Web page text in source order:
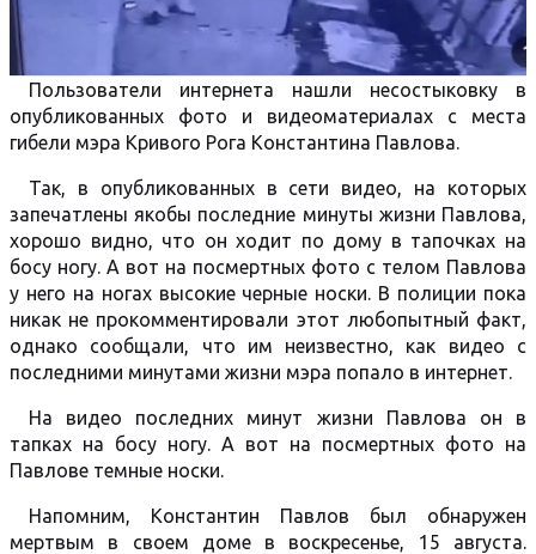
Пользователи интернета нашли несостыковку в
опубликованных фото и видеоматериалах с места
гибели мэра Кривого Рога Константина Павлова.
Так, в опубликованных в сети видео, на которых
запечатлены якобы последние минуты жизни Павлова,
хорошо видно, что он ходит по дому в тапочках на
босу ногу. А вот на посмертных фото с телом Павлова
у него на ногах высокие черные носки. В полиции пока
никак не прокомментировали этот любопытный факт,
однако сообщали, что им неизвестно, как видео с
последними минутами жизни мэра попало в интернет.
На видео последних минут жизни Павлова он в
тапках на босу ногу. А вот на посмертных фото на
Павлове темные носки.
Напомним, Константин Павлов был обнаружен
мертвым в своем доме в воскресенье, 15 августа.